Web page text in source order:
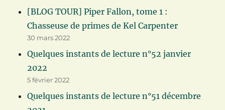
[BLOG TOUR] Piper Fallon, tome 1 :
Chasseuse de primes de Kel Carpenter
30 mars 2022
Quelques instants de lecture n°52 janvier
2022
5 février 2022
Quelques instants de lecture n°51 décembre